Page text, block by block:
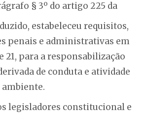
§ 3º do artigo 225 da
estabeleceu requisitos,
penais e administrativas em
21, para a responsabilização
de conduta e atividade
legisladores constitucional e